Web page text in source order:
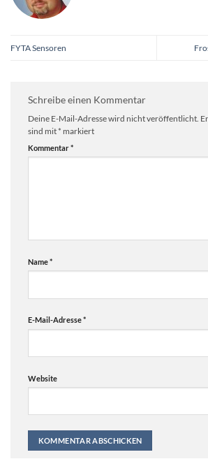
FYTA Sensoren
Schreibe einen Kommentar
Deine E-Mail-Adresse wird nicht veröffentlicht.
sind mit* markiert
Kommentar*
Name*
E-Mail-Adresse*
Website